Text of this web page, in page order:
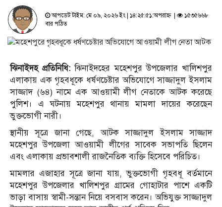
আপডেট টাইম: মে ০৯, ২০২৬ ইং | ১৪:২৫:৫১:অপরাহ্ন |
১৫৩৫৬৬৮
বার পঠিত
ঝিনাইদহ প্রতিনিধি:ঝিনাইদহের মহেশপুর উপজেলার খালিশপুর
এলাকায় এক গৃহবধূকে ধর্ষণচেষ্টার অভিযোগে সাজ্জাদুল ইসলাম
সাজ্জাদ (৬৪) নামে এক আওয়ামী লীগ নেতাকে আটক করেছে
পুলিশ। এ ঘটনায় মহেশপুর থানায় মামলা দায়ের করেছেন
ভুক্তভোগী নারী।
স্থানীয় সূত্রে জানা গেছে, আটক সাজ্জাদুল ইসলাম সাজ্জাদ
মহেশপুর উপজেলা আওয়ামী লীগের সাবেক সভাপতি ছিলেন
এবং এলাকায় প্রভাবশালী রাজনৈতিক ব্যক্তি হিসেবে পরিচিত।
মামলার এজাহার সূত্রে জানা যায়, ভুক্তভোগী গৃহবধূ বর্তমানে
মহেশপুর উপজেলার খালিশপুর গ্রামের গোহাটার পাশে একটি
ভাড়া বাসায় স্বামী-সন্তান নিয়ে বসবাস করেন। অভিযুক্ত সাজ্জাদুল